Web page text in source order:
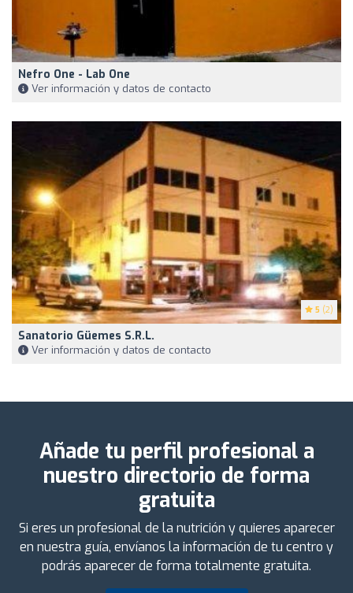
Nefro One - Lab One
Ver información y datos de contacto
5 (2)
Sanatorio Güemes S.R.L.
Ver información y datos de contacto
Añade tu perfil profesional a
nuestro directorio de forma
gratuita
Si eres un profesional de la nutrición y quieres aparecer
en nuestra guía, envíanos la información de tu centro y
podrás aparecer de forma totalmente gratuita.